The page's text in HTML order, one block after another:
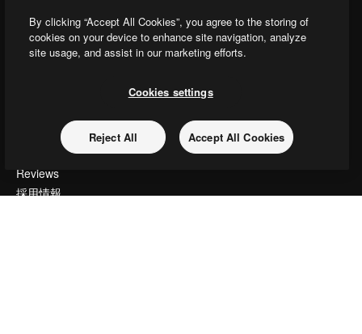
トラストセンター
アフィリエイト
Reviews
採用情報
By clicking “Accept All Cookies”, you agree to the storing of
cookies on your device to enhance site navigation, analyze
site usage, and assist in our marketing efforts.
Cookies settings
Reject All Accept All Cookies